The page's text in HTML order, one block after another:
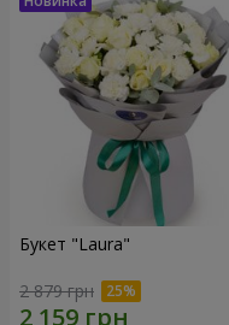
Букет "Laura"
2 879 грн